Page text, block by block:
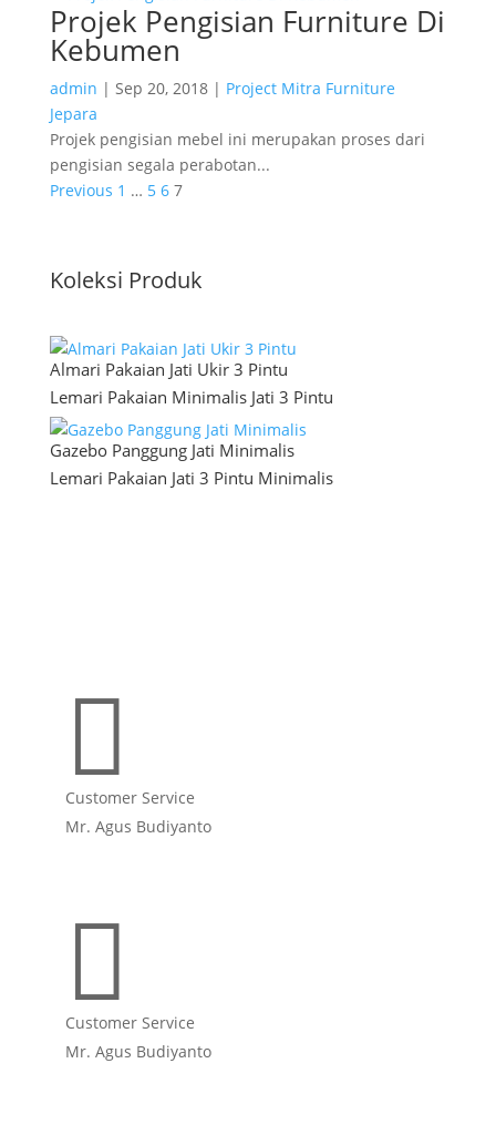
Projek Pengisian Furniture Di
Kebumen
admin | Sep 20, 2018 | Project Mitra Furniture
Jepara
Projek pengisian mebel ini merupakan proses dari
pengisian segala perabotan...
Previous 1 … 5 6 7
Koleksi Produk
Almari Pakaian Jati Ukir 3 Pintu
Lemari Pakaian Minimalis Jati 3 Pintu
Gazebo Panggung Jati Minimalis
Lemari Pakaian Jati 3 Pintu Minimalis

Customer Service
Mr. Agus Budiyanto

Customer Service
Mr. Agus Budiyanto